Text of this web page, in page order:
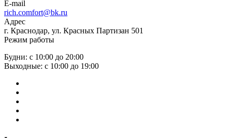
E-mail
rich.comfort@bk.ru
Адрес
г. Краснодар, ул. Красных Партизан 501
Режим работы
Будни: с 10:00 до 20:00
Выходные: с 10:00 до 19:00